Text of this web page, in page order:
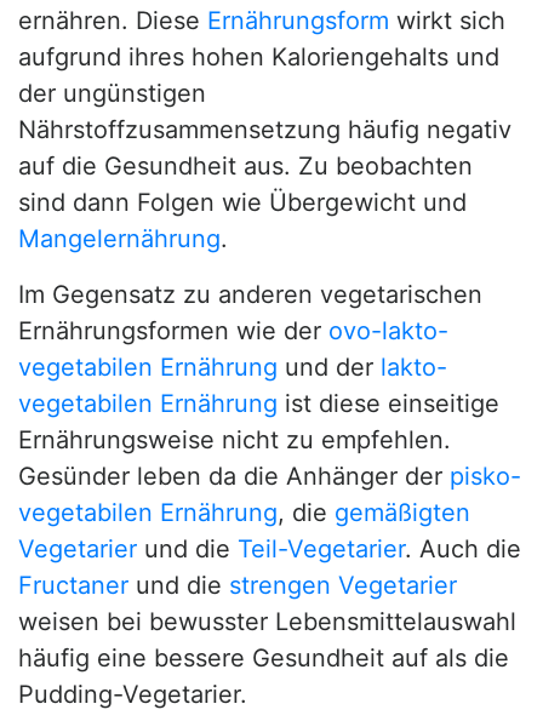
ernähren. Diese Ernährungsform wirkt sich
aufgrund ihres hohen Kaloriengehalts und
der ungünstigen
Nährstoffzusammensetzung häufig negativ
auf die Gesundheit aus. Zu beobachten
sind dann Folgen wie Übergewicht und
Mangelernährung.
Im Gegensatz zu anderen vegetarischen
Ernährungsformen wie der ovo-lakto-
vegetabilen Ernährung und der lakto-
vegetabilen Ernährung ist diese einseitige
Ernährungsweise nicht zu empfehlen.
Gesünder leben da die Anhänger der pisko-
vegetabilen Ernährung, die gemäßigten
Vegetarier und die Teil-Vegetarier. Auch die
Fructaner und die strengen Vegetarier
weisen bei bewusster Lebensmittelauswahl
häufig eine bessere Gesundheit auf als die
Pudding-Vegetarier.